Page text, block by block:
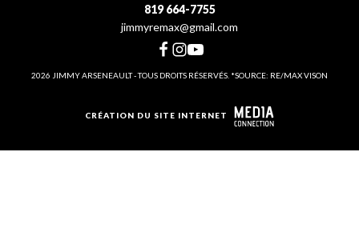
819 664-7755
jimmyremax@gmail.com
2026 JIMMY ARSENEAULT - TOUS DROITS RÉSERVÉS. *SOURCE: RE/MAX VISON
CRÉATION DU SITE INTERNET